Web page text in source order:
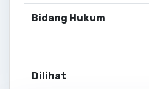
Bidang Hukum
Dilihat